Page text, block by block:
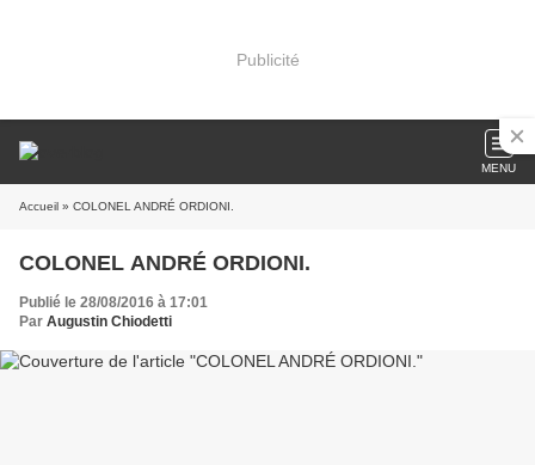
Publicité
MENU
Accueil » COLONEL ANDRÉ ORDIONI.
COLONEL ANDRÉ ORDIONI.
Publié le 28/08/2016 à 17:01
Par Augustin Chiodetti